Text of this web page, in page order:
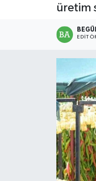
üretim
Politika
Resmi İlan
Sürmanşet
Teknoloji